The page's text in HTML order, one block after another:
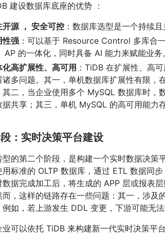
建设数据库底座的优势 ：
开源 ， 安全可控 ：数据库选型是一个持续
性强 ：可以基于 Resource Control 多库合
AP 的一体化，同时具备 AI 能力来赋能业务。
化高扩展性、高可用 ：TiDB 在扩展性、高
诸多问题。其一，单机数据库扩展性有限，
其二，当企业使用多个 MySQL 数据库时，
据共享；其三，单机 MySQL 的高可用能力
：实时决策平台建设
的第二个阶段，是构建一个实时数据决策
用标准的 OLTP 数据库，通过 ETL 数据同
数据完成加工后，将生成的 APP 层或报表
而，这样的链路存在一些问题：其一，涉
如，若上游发生 DDL 变更，下游可能无法
业可以依托 TiDB 来构建新一代实时决策平